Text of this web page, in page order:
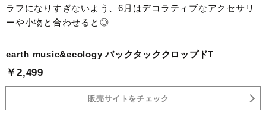
ラフになりすぎないよう、6月はデコラティブなアクセサリ
ーや小物と合わせると◎
earth music&ecology バックタッククロップドT
￥2,499
販売サイトをチェック